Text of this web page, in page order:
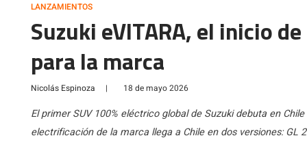
LANZAMIENTOS
Suzuki eVITARA, el inicio
para la marca
Nicolás Espinoza | 18 de mayo 2026
El primer SUV 100% eléctrico global de Suzuki debuta en
electrificación de la marca llega a Chile en dos versiones: GL